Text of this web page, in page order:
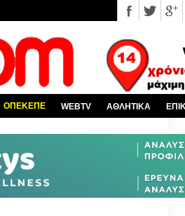
ΟΠΕΚΕΠΕ WEBTV ΑΘΛΗΤΙΚΑ